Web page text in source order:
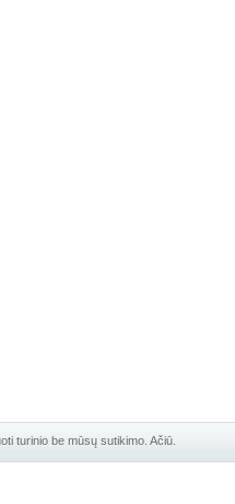
turinio be mūsų sutikimo. Ačiū.